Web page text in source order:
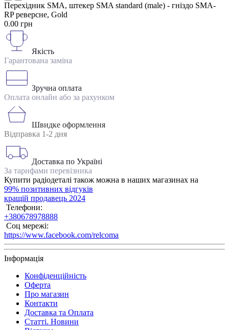
Перехідник SMA, штекер SMA standard (male) - гніздо SMA-
RP реверсне, Gold
0.00 грн
Якість
Гарантована заміна
Зручна оплата
Оплата онлайн або за рахунком
Швидке оформлення
Відправка 1-2 дня
Доставка по Україні
За тарифами перевізника
Купити радіодеталі також можна в наших магазинах на
99% позитивних відгуків
кращій продавець 2024
Телефони:
+380678978888
Соц мережі:
https://www.facebook.com/relcoma
Інформація
Конфіденційність
Оферта
Про магазин
Контакти
Доставка та Оплата
Статті. Новини